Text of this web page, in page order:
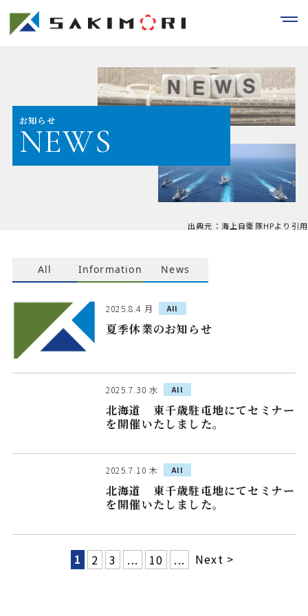
お知らせ
NEWS
出典元：海上自衛隊HPより引用
All Information News
2025.8.4 月 All
夏季休業のお知らせ
2025.7.30 水 All
北海道 東千歳駐屯地にてセミナー
を開催いたしました。
2025.7.10 木 All
北海道 東千歳駐屯地にてセミナー
を開催いたしました。
1 2 3 ... 10 ... Next >